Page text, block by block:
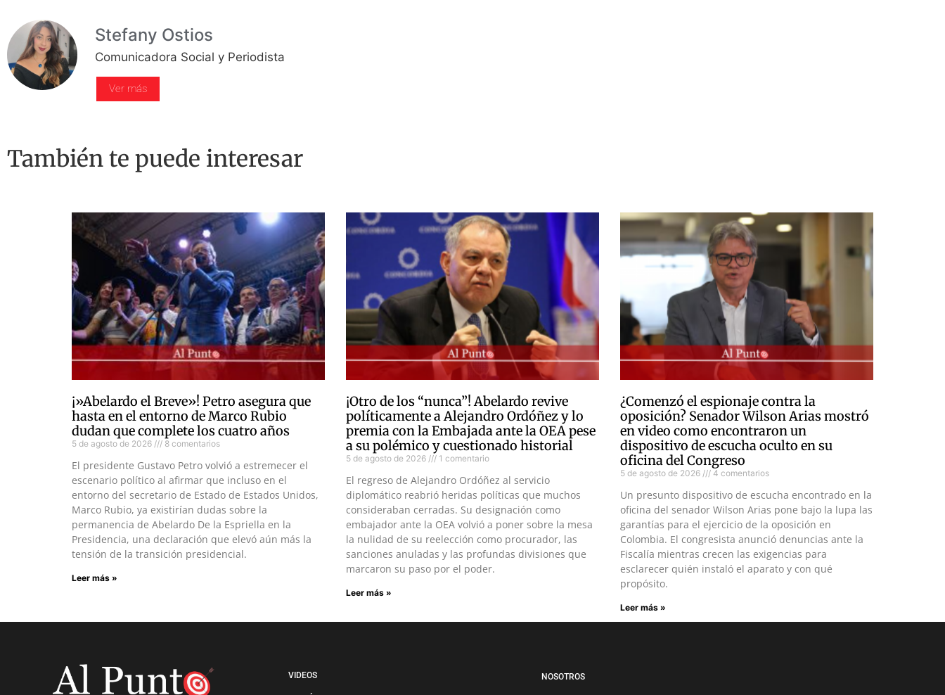
Stefany Ostios
Comunicadora Social y Periodista
Ver más
También te puede interesar
¡»Abelardo el Breve»! Petro asegura que
hasta en el entorno de Marco Rubio
dudan que complete los cuatro años
5 de agosto de 2026 8 comentarios
El presidente Gustavo Petro volvió a estremecer el
escenario político al afirmar que incluso en el
entorno del secretario de Estado de Estados Unidos,
Marco Rubio, ya existirían dudas sobre la
permanencia de Abelardo De la Espriella en la
Presidencia, una declaración que elevó aún más la
tensión de la transición presidencial.
Leer más »
¡Otro de los “nunca”! Abelardo revive
políticamente a Alejandro Ordóñez y lo
premia con la Embajada ante la OEA pese
a su polémico y cuestionado historial
5 de agosto de 2026 1 comentario
El regreso de Alejandro Ordóñez al servicio
diplomático reabrió heridas políticas que muchos
consideraban cerradas. Su designación como
embajador ante la OEA volvió a poner sobre la mesa
la nulidad de su reelección como procurador, las
sanciones anuladas y las profundas divisiones que
marcaron su paso por el poder.
Leer más »
¿Comenzó el espionaje contra la
oposición? Senador Wilson Arias mostró
en video como encontraron un
dispositivo de escucha oculto en su
oficina del Congreso
5 de agosto de 2026 4 comentarios
Un presunto dispositivo de escucha encontrado en la
oficina del senador Wilson Arias pone bajo la lupa las
garantías para el ejercicio de la oposición en
Colombia. El congresista anunció denuncias ante la
Fiscalía mientras crecen las exigencias para
esclarecer quién instaló el aparato y con qué
propósito.
Leer más »
VIDEOS NOSOTROS